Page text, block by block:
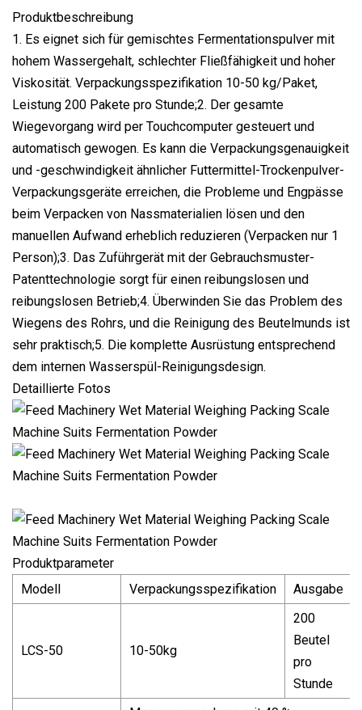
Produktbeschreibung
1. Es eignet sich für gemischtes Fermentationspulver mit
hohem Wassergehalt, schlechter Fließfähigkeit und hoher
Viskosität. Verpackungsspezifikation 10-50 kg/Paket,
Leistung 200 Pakete pro Stunde;2. Der gesamte
Wiegevorgang wird per Touchcomputer gesteuert und
automatisch gewogen. Es kann die Verpackungsgenauigkeit
und -geschwindigkeit ähnlicher Futtermittel-Trockenpulver-
Verpackungsgeräte erreichen, die Probleme und Engpässe
beim Verpacken von Nassmaterialien lösen und den
manuellen Aufwand erheblich reduzieren (Verpacken nur 1
Person);3. Das Zuführgerät mit der Gebrauchsmuster-
Patenttechnologie sorgt für einen reibungslosen und
reibungslosen Betrieb;4. Überwinden Sie das Problem des
Wiegens des Rohrs, und die Reinigung des Beutelmunds ist
sehr praktisch;5. Die komplette Ausrüstung entsprechend
dem internen Wasserspül-Reinigungsdesign.
Detaillierte Fotos
Produktparameter
Modell
Verpackungsspezifikation Ausgabe
LCS-50 10-50kg
200
Beutel
pro
Stunde